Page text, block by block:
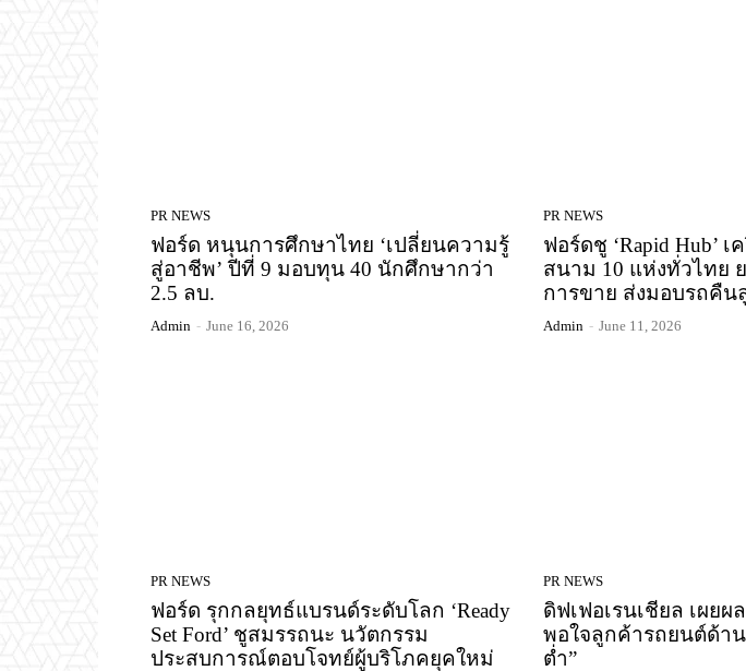
PR NEWS
ฟอร์ด หนุนการศึกษาไทย ‘เปลี่ยนความรู้
สู่อาชีพ’ ปีที่ 9 มอบทุน 40 นักศึกษากว่า
2.5 ลบ.
Admin - June 16, 2026
PR NEWS
ฟอร์ดชู ‘Rapid Hub’
สนาม 10 แห่งทั่วไทย
การขาย ส่งมอบรถคืน
Admin - June 11, 2026
PR NEWS
ฟอร์ด รุกกลยุทธ์แบรนด์ระดับโลก ‘Ready
Set Ford’ ชูสมรรถนะ นวัตกรรม
ประสบการณ์ตอบโจทย์ผู้บริโภคยุคใหม่
PR NEWS
ดิฟเฟอเรนเชียล เผย
พอใจลูกค้ารถยนต์ด้า
ต่ำ”